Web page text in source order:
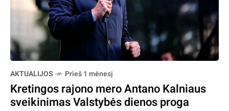
AKTUALIJOS Prieš 1 mėnesį
Kretingos rajono mero Antano Kalniaus
sveikinimas Valstybės dienos proga